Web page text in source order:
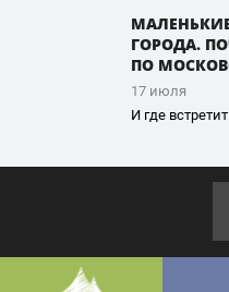
ГОРОДА.
ПО
17 июля
И где